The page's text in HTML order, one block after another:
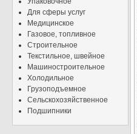
Для сферы услуг
Медицинское
Газовое, топливное
Строительное
Текстильное, швейное
Машиностроительное
Холодильное
Грузоподъемное
Сельскохозяйственное
Подшипники